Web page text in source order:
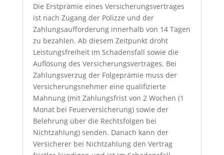
Die Erstprämie eines Versicherungsvertrages
ist nach Zugang der Polizze und der
Zahlungsaufforderung innerhalb von 14 Tagen
zu bezahlen. Ab diesem Zeitpunkt droht
Leistungsfreiheit im Schadensfall sowie die
Auflösung des Versicherungsvertrages. Bei
Zahlungsverzug der Folgeprämie muss der
Versicherungsnehmer eine qualifizierte
Mahnung (mit Zahlungsfrist von 2 Wochen (1
Monat bei Feuerversicherung) sowie der
Belehrung über die Rechtsfolgen bei
Nichtzahlung) senden. Danach kann der
Versicherer bei Nichtzahlung den Vertrag